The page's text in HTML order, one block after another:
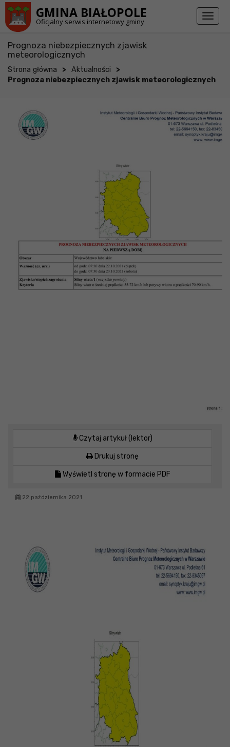
GMINA BIAŁOPOLE
Oficjalny serwis internetowy gminy
Toggle
Prognoza niebezpiecznych zjawisk
meteorologicznych
Strona główna > Aktualności >
Prognoza niebezpiecznych zjawisk meteorologicznych
Czytaj artykuł (lektor)
Drukuj stronę
Wyświetl stronę w formacie PDF
22 października 2021